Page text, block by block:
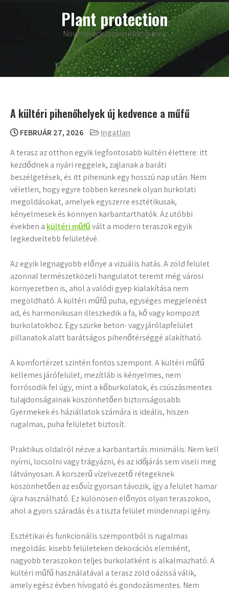
Plant protection
Növényvédelem mindenkinek
main
A kültéri pihenőhelyek új kedvence a műfű
FEBRUÁR 27, 2026
Ingatlan
A terasz az otthon egyik legfontosabb kültéri élettere: itt
kezdődnek a nyári reggelek, zajlanak a baráti
beszélgetések, és itt pihenünk egy hosszú nap után. Nem
véletlen, hogy egyre többen keresnek olyan burkolati
megoldásokat, amelyek egyszerre esztétikusak,
kényelmesek és könnyen karbantarthatók. Az utóbbi
években a kültéri műfűvált a modern teraszok egyik
legkedveltebb felületévé.
Az egyik legnagyobb előnye a vizuális hatás. A zöld felület
azonnal természetközeli hangulatot teremt még városi
környezetben is, ahol a valódi gyep kialakítása nem
megoldható. A kültéri műfű puha, egységes megjelenést
ad, és harmonikusan illeszkedik a fa, kő vagy kompozit
burkolatokhoz. Egy szürke beton- vagy járólapfelület
pillanatok alatt barátságos pihenőtérséggé alakítható.
A komfortérzet szintén fontos szempont. A kültéri műfű
kellemes járófelület, mezítláb is kényelmes, nem
forrósodik fel úgy, mint a kőburkolatok, és csúszásmentes
tulajdonságainak köszönhetően biztonságosabb.
Gyermekek és háziállatok számára is ideális, hiszen
rugalmas, puha felületet biztosít.
Praktikus oldalról nézve a karbantartás minimális. Nem kell
nyírni, locsolni vagy trágyázni, és az időjárás sem viseli meg
látványosan. A korszerű vízelvezető rétegeknek
köszönhetően az esővíz gyorsan távozik, így a felület hamar
újra használható. Ez különösen előnyös olyan teraszokon,
ahol a gyors száradás és a tiszta felület mindennapi igény.
Esztétikai és funkcionális szempontból is rugalmas
megoldás: kisebb felületeken dekorációs elemként,
nagyobb teraszokon teljes burkolatként is alkalmazható. A
kültéri műfű használatával a terasz zöld oázissá válik,
amely egész évben hívogató és gondozásmentes. Nem